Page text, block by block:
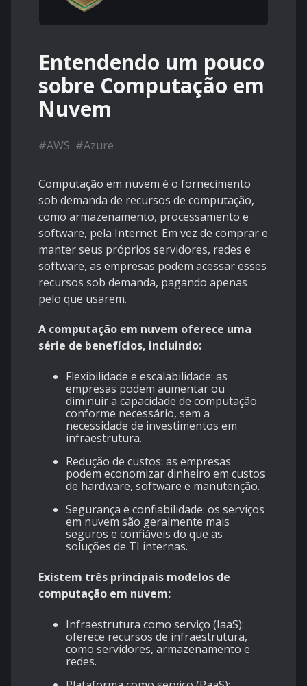
Entendendo um pouco
sobre Computação em
Nuvem
#AWS #Azure
Computação em nuvem é o fornecimento
sob demanda de recursos de computação,
como armazenamento, processamento e
software, pela Internet. Em vez de comprar e
manter seus próprios servidores, redes e
software, as empresas podem acessar esses
recursos sob demanda, pagando apenas
pelo que usarem.
A computação em nuvem oferece uma
série de benefícios, incluindo:
Flexibilidade e escalabilidade: as
empresas podem aumentar ou
diminuir a capacidade de computação
conforme necessário, sem a
necessidade de investimentos em
infraestrutura.
Redução de custos: as empresas
podem economizar dinheiro em custos
de hardware, software e manutenção.
Segurança e confiabilidade: os serviços
em nuvem são geralmente mais
seguros e confiáveis do que as
soluções de TI internas.
Existem três principais modelos de
computação em nuvem:
Infraestrutura como serviço (IaaS):
oferece recursos de infraestrutura,
como servidores, armazenamento e
redes.